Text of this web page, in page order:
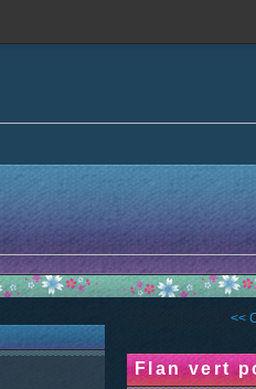
<<
Flan vert